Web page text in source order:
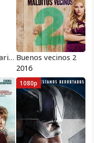
Pokémon 8 Lucario y el misterio de Mew Pelicula Completa HD 1080 [MEGA] [LATINO] Buenos vecinos 2
2016
1080p